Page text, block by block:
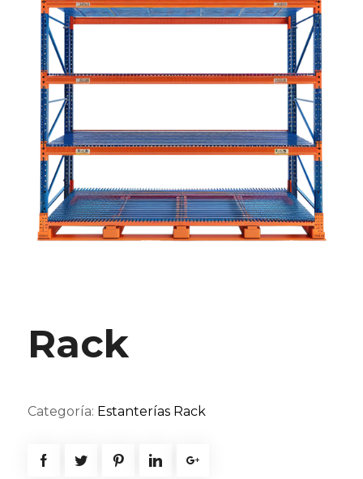
Rack
Categoría: Estanterías Rack